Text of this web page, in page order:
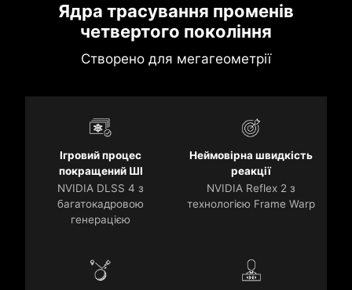
Ядра трасування променів
четвертого покоління
Створено для мегагеометрії
Ігровий процес
покращений ШІ
NVIDIA DLSS 4 з
багатокадровою
генерацією
Неймовірна швидкість
реакції
NVIDIA Reflex 2 з
технологією Frame Warp